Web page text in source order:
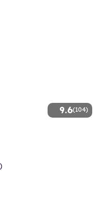
9.6(104)